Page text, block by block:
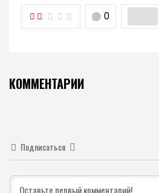
0
КОММЕНТАРИИ
Подписаться